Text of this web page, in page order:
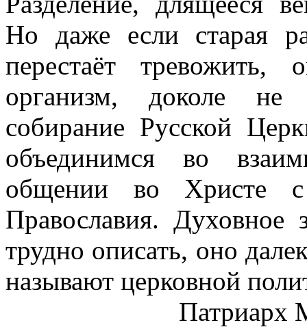
Но даже если старая
перестаёт тревожить,
организм, доколе не
собирание Русской
объединимся во
общении во Христе с
Православия. Духовное
трудно описать, оно
называют церковной
Патриарх